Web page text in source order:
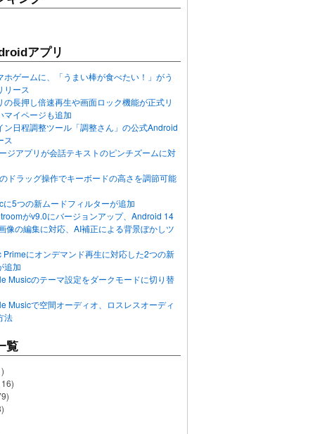
アプリ
ホゲームに、「うまい棒が食べたい！」がう
リース
の長押し倍速再生や画面ロック機能が正式リ
マイページも追加
ン日程調整ツール「調整さん」の公式Android
ス
ジアプリが会話テキストのピンチズームに対
ドラッグ操作でキーボードの高さを調節可能
に5つの新ムードフィルターが追加
がv9.0にバージョンアップ、Android 14
像の編集に対応、AI補正による背景ぼかしツ
Primeにオンデマンド再生に対応した2つの新
追加
Musicのテーマ設定をダークモードに切り替
Musicで空間オーディオ、ロスレスオーディ
法
覧